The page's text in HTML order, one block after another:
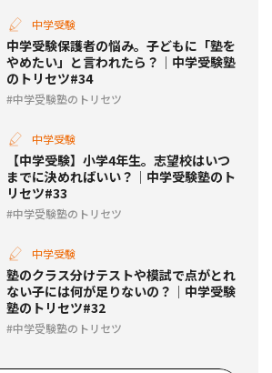
中学受験
中学受験保護者の悩み。子どもに「塾を
やめたい」と言われたら？│中学受験塾
のトリセツ#34
中学受験塾のトリセツ
中学受験
【中学受験】小学4年生。志望校はいつ
までに決めればいい？│中学受験塾のト
リセツ#33
中学受験塾のトリセツ
中学受験
塾のクラス分けテストや模試で点がとれ
ない子には何が足りないの？│中学受験
塾のトリセツ#32
中学受験塾のトリセツ